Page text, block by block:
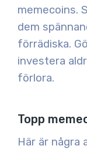
memecoins.
dem
förrädiska.
investera
förlora.
Topp
Här är några